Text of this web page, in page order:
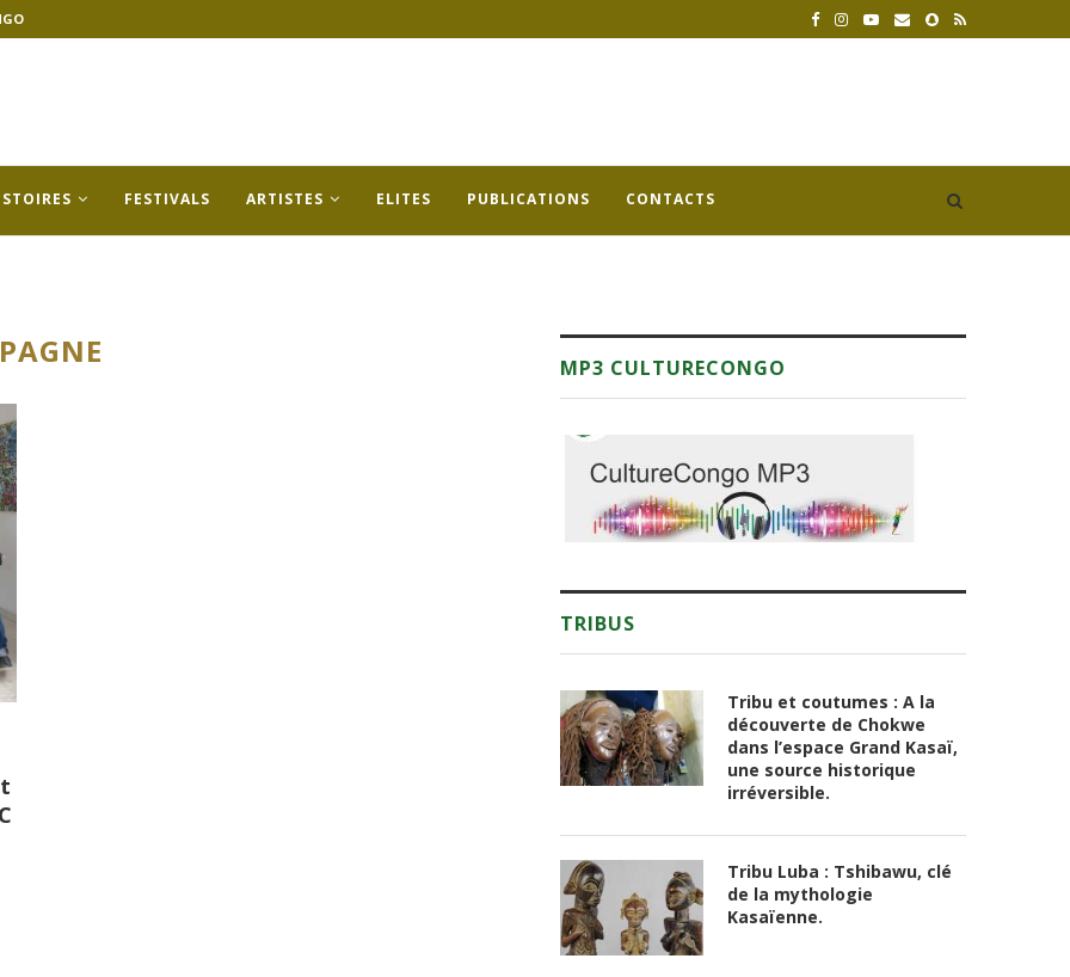
FESTIVALS ARTISTES ELITES PUBLICATIONS CONTACTS
MP3 CULTURECONGO
TRIBUS
Tribu et coutumes : A la
découverte de Chokwe
dans l’espace Grand Kasaï,
une source historique
irréversible.
Tribu Luba : Tshibawu, clé
de la mythologie
Kasaïenne.